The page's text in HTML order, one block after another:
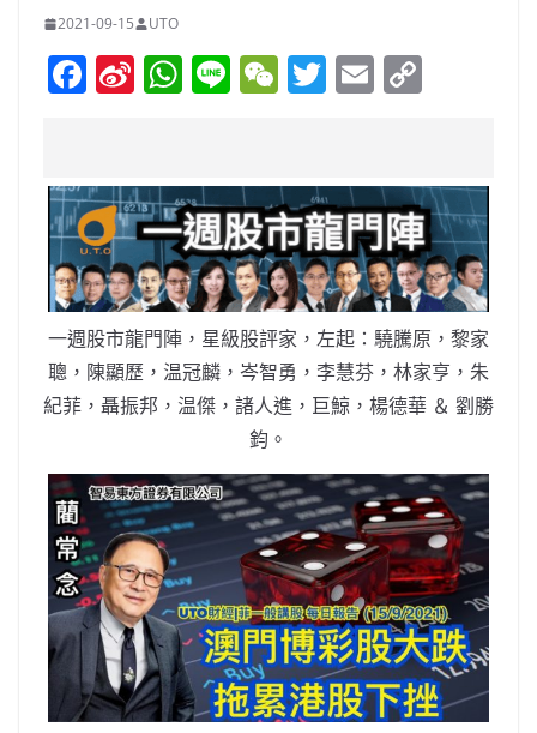
2021-09-15 UTO
F
e
b
o
o
k
Si
W
ei
b
o
W
s
A
p
p
Li W
h
at
T
er
E
l y
Li
n
k
一週股市龍門陣，星級股評家，左起：驍騰原，黎家
聰，陳顯歷，温冠麟，岑智勇，李慧芬，林家亨，朱
紀菲，聶振邦，温傑，諸人進，巨鯨，楊德華 ＆ 劉勝
鈞。